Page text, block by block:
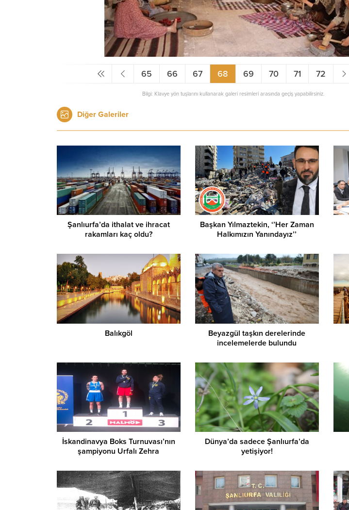
65 66 67 68 69 70 71 72
Bilgi: Klavye yön tuşlarını kullanarak galeri resimleri arasında geçiş yapabilirsiniz.
Diğer Galeriler
Şanlıurfa’da ithalat ve ihracat
rakamları kaç oldu?
Başkan Yılmaztekin, ‘’Her Zaman
Halkımızın Yanındayız’’
Balıkgöl
Beyazgül taşkın derelerinde
incelemelerde bulundu
İskandinavya Boks Turnuvası’nın
şampiyonu Urfalı Zehra
Dünya’da sadece Şanlıurfa’da
yetişiyor!